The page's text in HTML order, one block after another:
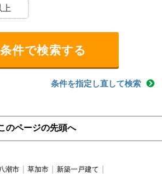
条件を指定し直して検索
のページの先頭へ
八潮市 草加市
新築一戸建て